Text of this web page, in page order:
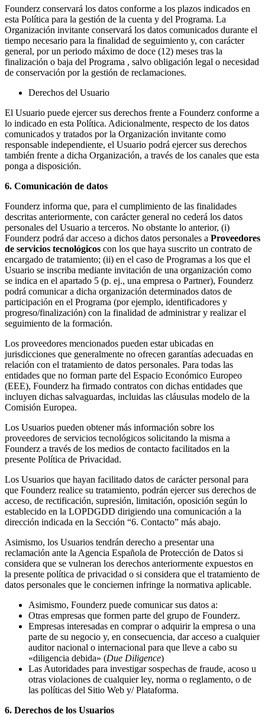
Founderz conservará los datos conforme a los plazos indicados en
esta Política para la gestión de la cuenta y del Programa. La
Organización invitante conservará los datos comunicados durante el
tiempo necesario para la finalidad de seguimiento y, con carácter
general, por un periodo máximo de doce (12) meses tras la
finalización o baja del Programa , salvo obligación legal o necesidad
de conservación por la gestión de reclamaciones.
Derechos del Usuario
El Usuario puede ejercer sus derechos frente a Founderz conforme a
lo indicado en esta Política. Adicionalmente, respecto de los datos
comunicados y tratados por la Organización invitante como
responsable independiente, el Usuario podrá ejercer sus derechos
también frente a dicha Organización, a través de los canales que esta
ponga a disposición.
6. Comunicación de datos
Founderz informa que, para el cumplimiento de las finalidades
descritas anteriormente, con carácter general no cederá los datos
personales del Usuario a terceros. No obstante lo anterior, (i)
Founderz podrá dar acceso a dichos datos personales a Proveedores
de servicios tecnológicos con los que haya suscrito un contrato de
encargado de tratamiento; (ii) en el caso de Programas a los que el
Usuario se inscriba mediante invitación de una organización como
se indica en el apartado 5 (p. ej., una empresa o Partner), Founderz
podrá comunicar a dicha organización determinados datos de
participación en el Programa (por ejemplo, identificadores y
progreso/finalización) con la finalidad de administrar y realizar el
seguimiento de la formación.
Los proveedores mencionados pueden estar ubicadas en
jurisdicciones que generalmente no ofrecen garantías adecuadas en
relación con el tratamiento de datos personales. Para todas las
entidades que no forman parte del Espacio Económico Europeo
(EEE), Founderz ha firmado contratos con dichas entidades que
incluyen dichas salvaguardas, incluidas las cláusulas modelo de la
Comisión Europea.
Los Usuarios pueden obtener más información sobre los
proveedores de servicios tecnológicos solicitando la misma a
Founderz a través de los medios de contacto facilitados en la
presente Política de Privacidad.
Los Usuarios que hayan facilitado datos de carácter personal para
que Founderz realice su tratamiento, podrán ejercer sus derechos de
acceso, de rectificación, supresión, limitación, oposición según lo
establecido en la LOPDGDD dirigiendo una comunicación a la
dirección indicada en la Sección “6. Contacto” más abajo.
Asimismo, los Usuarios tendrán derecho a presentar una
reclamación ante la Agencia Española de Protección de Datos si
considera que se vulneran los derechos anteriormente expuestos en
la presente política de privacidad o si considera que el tratamiento de
datos personales que le conciernen infringe la normativa aplicable.
Asimismo, Founderz puede comunicar sus datos a:
Otras empresas que formen parte del grupo de Founderz.
Empresas interesadas en comprar o adquirir la empresa o una
parte de su negocio y, en consecuencia, dar acceso a cualquier
auditor nacional o internacional para que lleve a cabo su
«diligencia debida» (Due Diligence)
Las Autoridades para investigar sospechas de fraude, acoso u
otras violaciones de cualquier ley, norma o reglamento, o de
las políticas del Sitio Web y/ Plataforma.
6. Derechos de los Usuarios